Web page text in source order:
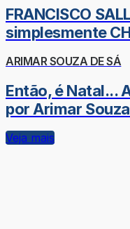
FRANCISCO
simplesmente
ARIMAR SOUZA DE SÁ
Então, é Natal...
por Arimar
Veja mais